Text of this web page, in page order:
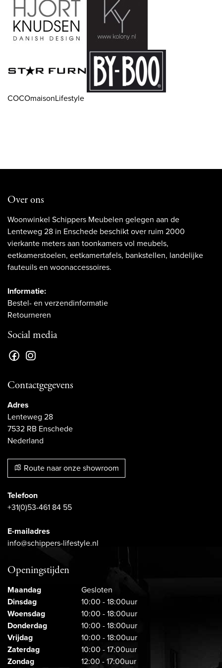
COCOmaisonLifestyle
Over ons
Woonwinkel Schippers Meubelen gelegen aan de
Lenteweg 28 in Enschede beschikt over ruim 2000
vierkante meters aan toonkamers vol meubels,
eetkamerstoelen, eetkamertafels, bankstellen, landelijke
fauteuils en woonaccessoires.
Informatie:
Bestel- en verzendinformatie
Retourneren
Social media
Contactgegevens
Adres
Lenteweg 28
7532 RB Enschede
Nederland
Route naar onze showroom
Telefoon
+31(0)53-461 84 55
E-mailadres
info@schippers-lifestyle.nl
Openingstijden
Maandag
Gesloten
Dinsdag
10:00 - 18:00uur
Woensdag
10:00 - 18:00uur
Donderdag
10:00 - 18:00uur
Vrijdag
10:00 - 18:00uur
Zaterdag
10:00 - 17:00uur
Zondag
12:00 - 17:00uur